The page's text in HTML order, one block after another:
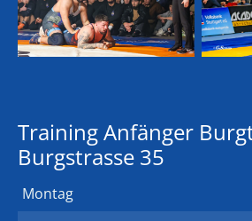
Training Anfänger
Burgstrasse 35
Montag